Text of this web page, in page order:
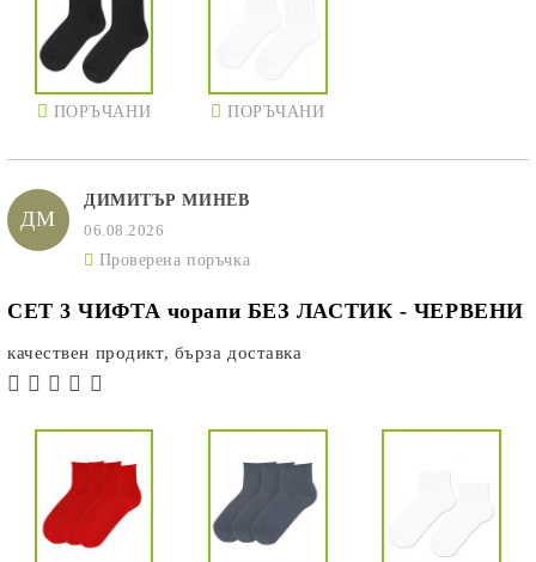
ПОРЪЧАНИ ПОРЪЧАНИ
ДМ
ДИМИТЪР МИНЕВ
06.08.2026
Проверена поръчка
СЕТ 3 ЧИФТА чорапи БЕЗ ЛАСТИК - ЧЕРВЕНИ
качествен продикт, бърза доставка